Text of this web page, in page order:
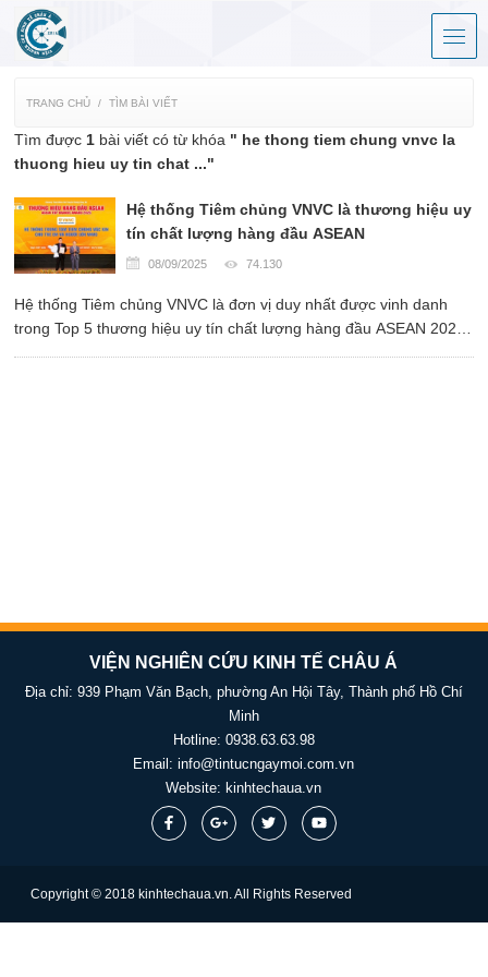
TRANG CHỦ TÌM BÀI VIẾT
Tìm được 1 bài viết có từ khóa " he thong tiem chung vnvc la
thuong hieu uy tin chat ..."
Hệ thống Tiêm chủng VNVC là thương hiệu uy
tín chất lượng hàng đầu ASEAN
08/09/2025 74.130
Hệ thống Tiêm chủng VNVC là đơn vị duy nhất được vinh danh
trong Top 5 thương hiệu uy tín chất lượng hàng đầu ASEAN 2025
VIỆN NGHIÊN CỨU KINH TẾ CHÂU Á
Địa chỉ: 939 Phạm Văn Bạch, phường An Hội Tây, Thành phố Hồ Chí
Minh
Hotline: 0938.63.63.98
Email:info@tintucngaymoi.com.vn
Website: kinhtechaua.vn
Copyright © 2018 kinhtechaua.vn. All Rights Reserved